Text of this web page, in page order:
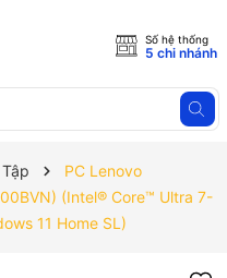
Số hệ thống
5 chi nhánh
PC Lenovo
(Intel® Core™ Ultra 7-
11 Home SL)